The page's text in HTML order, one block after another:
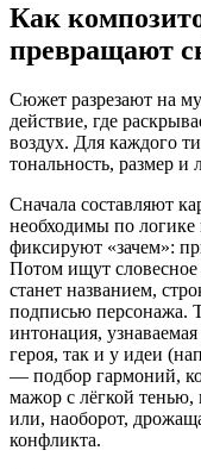
Как
превращают
Сюжет разрезают на
действие, где
воздух. Для каждого
тональность, размер и
Сначала составляют
необходимы по
фиксируют «зачем»:
Потом ищут
станет названием,
подписью персонажа.
интонация,
героя, так и у идеи
— подбор гармоний,
мажор с лёгкой
или, наоборот,
конфликта.